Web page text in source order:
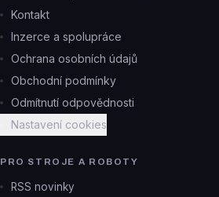
Kontakt
Inzerce a spolupráce
Ochrana osobních údajů
Obchodní podmínky
Odmítnutí odpovědnosti
Nastavení cookies
PRO STROJE A ROBOTY
RSS novinky